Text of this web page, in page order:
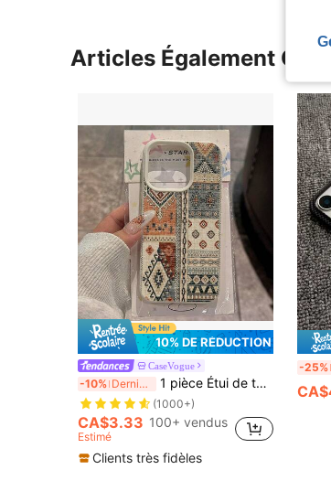
Articles Également
10% DE RÉDUCTION
CaseVogue
-10% Derniers 3 jours 1 pièce Étui de téléphone mode patchwork éléments de mode patchwork vintage à carreaux pleine écran en TPU compatible avec iPhone/compatible avec les téléphones Redmi, version internationale, pas la version nationale. Cadeau de printemps pour fête
(1000+)
CA$3.33 100+ vendus
Estimé
Clients très fidèles
-25%